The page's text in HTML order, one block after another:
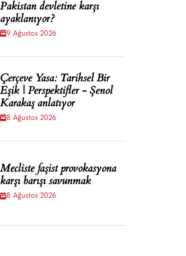
Pakistan devletine karşı
ayaklanıyor?
9 Ağustos 2026
Çerçeve Yasa: Tarihsel Bir
Eşik | Perspektifler - Şenol
Karakaş anlatıyor
8 Ağustos 2026
Mecliste faşist provokasyona
karşı barışı savunmak
8 Ağustos 2026